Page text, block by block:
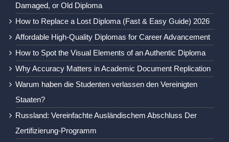
Damaged, or Old Diploma
How to Replace a Lost Diploma (Fast & Easy Guide) 2026
Affordable High-Quality Diplomas for Career Advancement
How to Spot the Visual Elements of an Authentic Diploma
Why Accuracy Matters in Academic Document Replication
Warum haben die Studenten verlassen den Vereinigten
Staaten?
Russland: Vereinfachte Ausländischem Abschluss Der
Zertifizierung-Programm